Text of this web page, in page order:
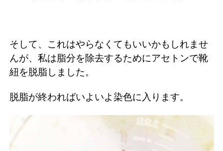
そして、これはやらなくてもいいかもしれませ
んが、私は脂分を除去するためにアセトンで靴
紐を脱脂しました。
脱脂が終わればいよいよ染色に入ります。